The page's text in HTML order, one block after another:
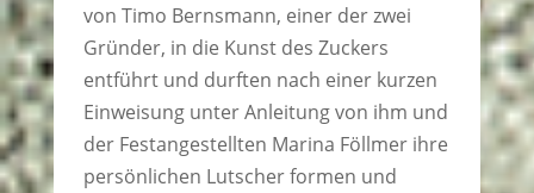
von Timo Bernsmann, einer der zwei
Gründer, in die Kunst des Zuckers
entführt und durften nach einer kurzen
Einweisung unter Anleitung von ihm und
der Festangestellten Marina Föllmer ihre
persönlichen Lutscher formen und